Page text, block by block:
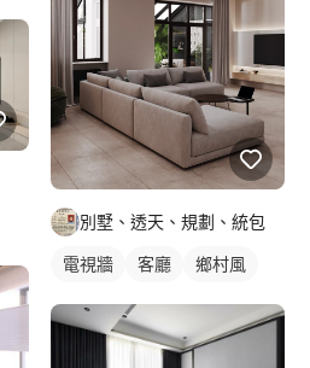
別墅、透天、規劃、統包
電視牆 客廳 鄉村風